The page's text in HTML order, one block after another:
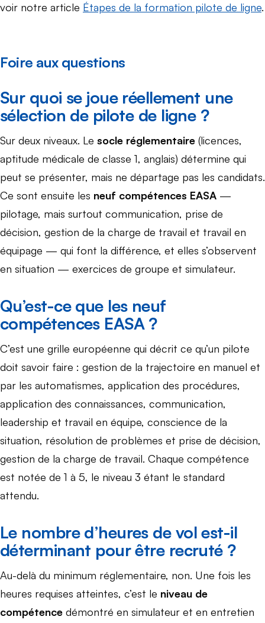
voir notre article Étapes de la formation pilote de ligne.
Foire aux questions
Sur quoi se joue réellement une
sélection de pilote de ligne ?
Sur deux niveaux. Le socle réglementaire (licences,
aptitude médicale de classe 1, anglais) détermine qui
peut se présenter, mais ne départage pas les candidats.
Ce sont ensuite les neuf compétences EASA —
pilotage, mais surtout communication, prise de
décision, gestion de la charge de travail et travail en
équipage — qui font la différence, et elles s’observent
en situation — exercices de groupe et simulateur.
Qu’est-ce que les neuf
compétences EASA ?
C’est une grille européenne qui décrit ce qu’un pilote
doit savoir faire : gestion de la trajectoire en manuel et
par les automatismes, application des procédures,
application des connaissances, communication,
leadership et travail en équipe, conscience de la
situation, résolution de problèmes et prise de décision,
gestion de la charge de travail. Chaque compétence
est notée de 1 à 5, le niveau 3 étant le standard
attendu.
Le nombre d’heures de vol est-il
déterminant pour être recruté ?
Au-delà du minimum réglementaire, non. Une fois les
heures requises atteintes, c’est le niveau de
compétence démontré en simulateur et en entretien